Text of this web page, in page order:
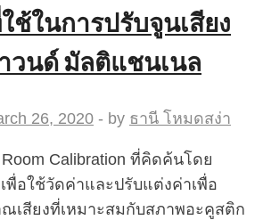
ช้ในการปรับจูนเสียง
วนด์ มัลติแชนเนล
26, 2020 - by ธานี โหมดสง่า
Calibration ที่คิดค้นโดย
พื่อใช้วัดค่าและปรับแต่งค่าเพื่อ
เสียงที่เหมาะสมกับสภาพอะคูสติก